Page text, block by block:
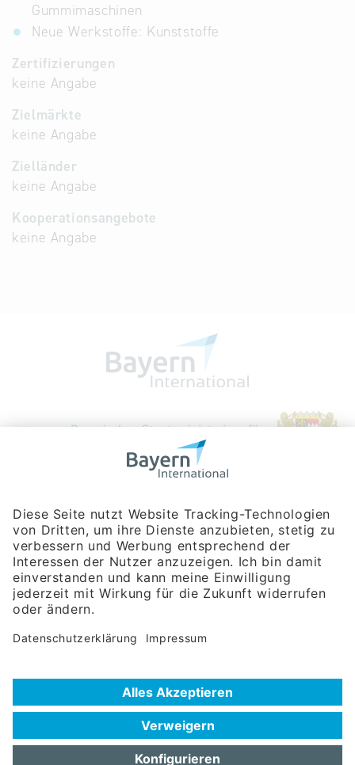
Gummimaschinen
Neue Werkstoffe: Kunststoffe
Zertifizierungen
keine Angabe
Zielmärkte
keine Angabe
Zielländer
keine Angabe
Kooperationsangebote
keine Angabe
Bayerische Gesellschaft für Internationale
Rosenheimer Str. 143C
81671 München
Tel:+49 180 5949260
(Festnetz 14 ct/min, Mobil max. 42 ct/min)
Hotline
Datenschutzerklärung
Nutzungsbedingungen
Häufig gestellte Fragen (FAQ)